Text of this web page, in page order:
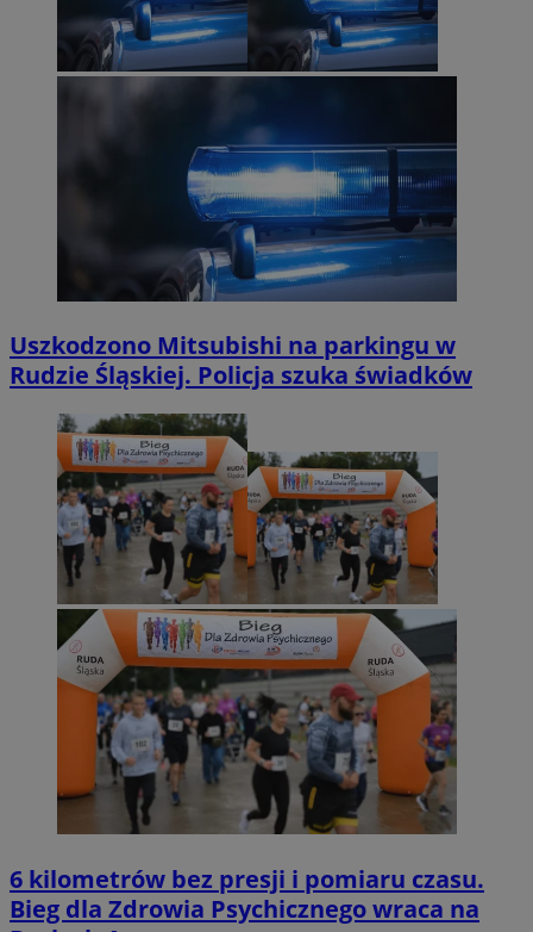
Uszkodzono Mitsubishi na parkingu w
Rudzie Śląskiej. Policja szuka świadków
6 kilometrów bez presji i pomiaru czasu.
Bieg dla Zdrowia Psychicznego wraca na